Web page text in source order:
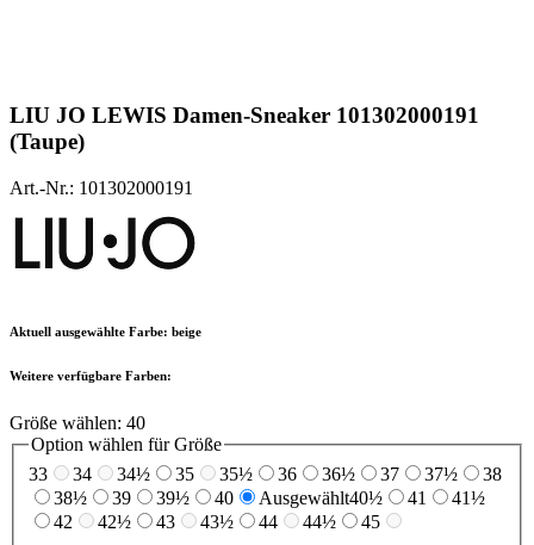
LIU JO LEWIS Damen-Sneaker 101302000191
(Taupe)
Art.-Nr.: 101302000191
Aktuell ausgewählte Farbe: beige
Weitere verfügbare Farben:
Größe wählen: 40
Option wählen für Größe
33
34 34½ 35 35½ 36 36½ 37 37½
38
38½
39 39½ 40 Ausgewählt40½ 41
41½
42
42½ 43 43½ 44 44½
45